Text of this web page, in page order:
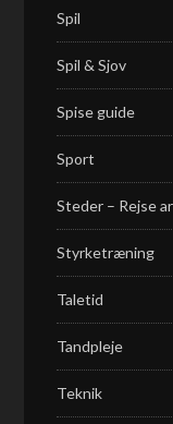
Spil
Spil & Sjov
Spise guide
Sport
Steder – Rejse
Styrketræning
Taletid
Tandpleje
Teknik